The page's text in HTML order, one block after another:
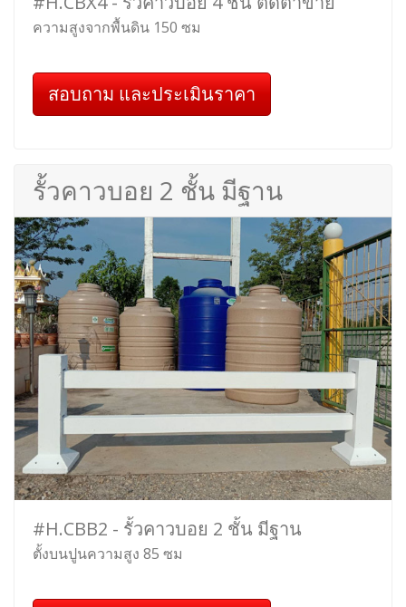
ความสูงจากพื้นดิน 150 ซม
สอบถาม และประเมินราคา
รั้วคาวบอย 2 ชั้น มีฐาน
#H.CBB2 - รั้วคาวบอย 2 ชั้น มีฐาน
ตั้งบนปูนความสูง 85 ซม